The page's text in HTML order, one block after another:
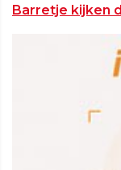
Barretje kijken